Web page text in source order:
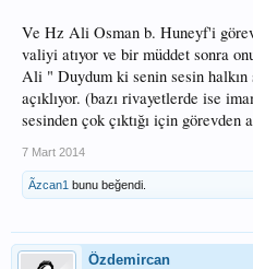
Ve Hz Ali Osman b. Huneyf'i
valiyi atıyor ve bir müddet sonra
Ali " Duydum ki senin sesin halkın
açıklıyor. (bazı rivayetlerde ise
sesinden çok çıktığı için
7 Mart 2014
Ãzcan1 bunu beğendi.
Özdemircan